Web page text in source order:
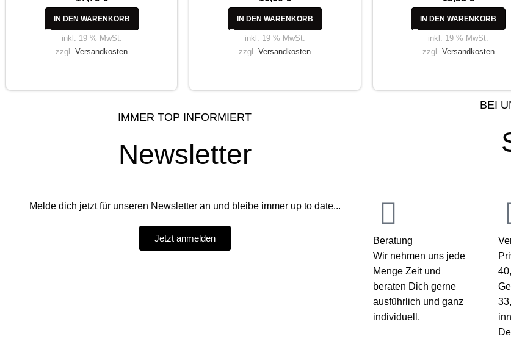
IN DEN WARENKORB
inkl. 19 % MwSt.
zzgl.Versandkosten
IN DEN WARENKORB
inkl. 19 % MwSt.
zzgl.Versandkosten
IN DEN WARENKORB
inkl. 19 % MwSt.
zzgl. Versandkosten
IMMER TOP INFORMIERT
Newsletter
Melde dich jetzt für unseren Newsletter an und bleibe immer up to date...
Jetzt anmelden
BEI
Beratung
Wir nehmen uns jede
Menge Zeit und
beraten Dich gerne
ausführlich und ganz
individuell.